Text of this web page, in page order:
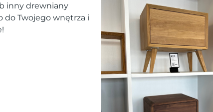
inny drewniany
Twojego wnętrza i